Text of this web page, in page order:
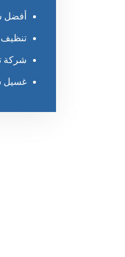
أفضل
شركة
غسيل